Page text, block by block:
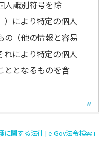
人識別符号を除
）により特定の個人
の（他の情報と容易
れにより特定の個人
ととなるものを含
に関する法律 | e-Gov法令検索」